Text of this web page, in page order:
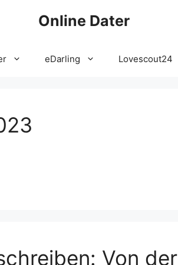
Online Dater
eDarling Lovescout24
Von der